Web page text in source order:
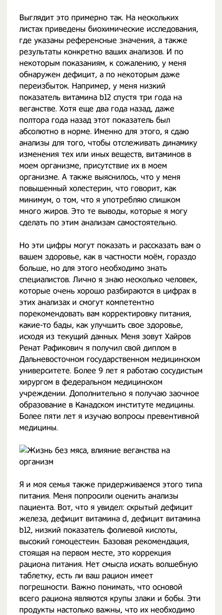
Выглядит это примерно так. На нескольких
листах приведены биохимические исследования,
где указаны референсные значения, а также
результаты конкретно ваших анализов. И по
некоторым показаниям, к сожалению, у меня
обнаружен дефицит, а по некоторым даже
переизбыток. Например, у меня низкий
показатель витамина b12 спустя три года на
веганстве. Хотя еще два года назад, даже
полтора года назад этот показатель был
абсолютно в норме. Именно для этого, я сдаю
анализы для того, чтобы отслеживать динамику
изменения тех или иных веществ, витаминов в
моем организме, присутствие их в моем
организме. А также выяснилось, что у меня
повышенный холестерин, что говорит, как
минимум, о том, что я употребляю слишком
много жиров. Это те выводы, которые я могу
сделать по этим анализам самостоятельно.
Но эти цифры могут показать и рассказать вам о
вашем здоровье, как в частности моём, гораздо
больше, но для этого необходимо знать
специалистов. Лично я знаю несколько человек,
которые очень хорошо разбираются в цифрах в
этих анализах и смогут компетентно
порекомендовать вам корректировку питания,
какие-то бады, как улучшить свое здоровье,
исходя из текущий данных. Меня зовут Хайров
Ренат Рафикович я получил свой диплом в
Дальневосточном государственном медицинском
университете. Более 9 лет я работаю сосудистым
хирургом в федеральном медицинском
учреждении. Дополнительно я получаю заочное
образование в Канадском институте медицины.
Более пяти лет я изучаю вопросы превентивной
медицины.
Я и моя семья также придерживаемся этого типа
питания. Меня попросили оценить анализы
пациента. Вот, что я увидел: скрытый дефицит
железа, дефицит витамина d, дефицит витамина
b12, низкий показатель фолиевой кислоты,
высокий гомоцестеин. Базовая рекомендация,
стоящая на первом месте, это коррекция
рациона питания. Нет смысла искать волшебную
таблетку, есть ли ваш рацион имеет
погрешности. Важно понимать, что основой
всего рациона являются крупы злаки и бобы. Эти
продукты настолько важны, что их необходимо